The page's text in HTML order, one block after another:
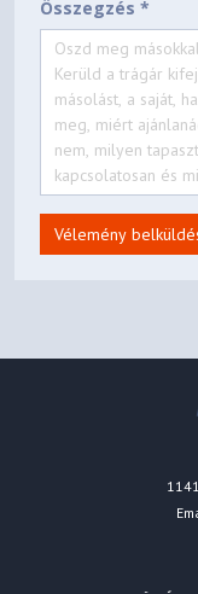
Összegzés *
Vélemény